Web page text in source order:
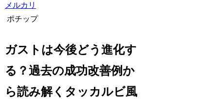
メルカリ
ポチップ
ガストは今後どう進化す
る？過去の成功改善例か
ら読み解くタッカルビ風